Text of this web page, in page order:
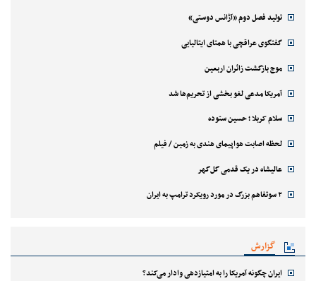
تولید فصل دوم «آژانس دوستی»
گفتگوی عراقچی با همتای ایتالیایی
موج بازگشت زائران اربعین
آمریکا مدعی لغو بخشی از تحریم‌ها شد
سلام کربلا ؛ حسین ستوده
لحظه اصابت هواپیمای هندی به زمین / فیلم
عالیشاه در یک قدمی گل‌گهر
۲ سوتفاهم بزرگ در مورد رویکرد ترامپ به ایران
گزارش
ایران چگونه آمریکا را به امتیازدهی وادار می‌کند؟